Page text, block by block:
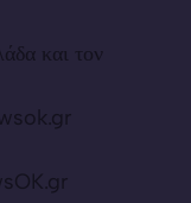
και τον